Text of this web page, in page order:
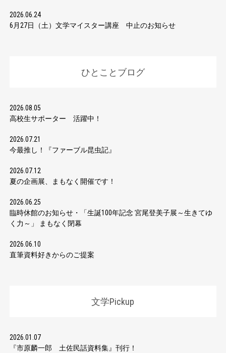
2026.06.24
6月27日（土）文学マイスター講座 中止のお知らせ
ひとことブログ
2026.08.05
高校生サポーター 活躍中！
2026.07.21
今最推し！『ファーブル昆虫記』
2026.07.12
夏の企画展、まもなく開催です！
2026.06.25
臨時休館のお知らせ・「生誕100年記念 宮尾登美子展～生きてゆ
く力～」 まもなく閉幕
2026.06.10
直筆資料好きからのご提案
文学Pickup
2026.01.07
『市原麟一郎 土佐民話資料集』刊行！